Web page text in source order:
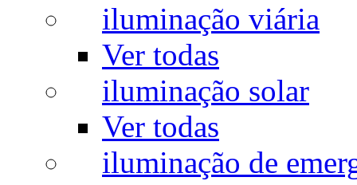
iluminação viária
Ver todas
iluminação solar
Ver todas
iluminação de